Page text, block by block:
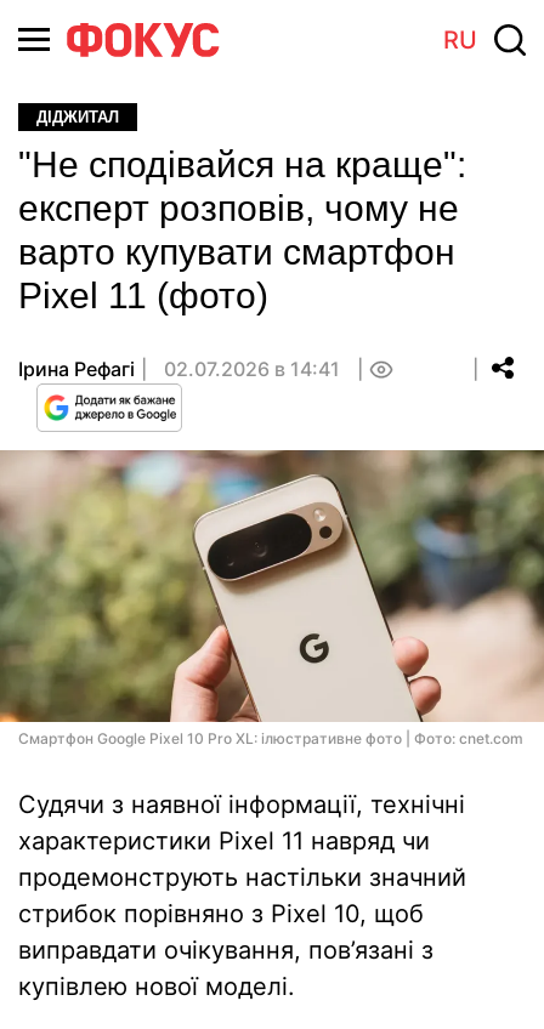
RU
ДІДЖИТАЛ
"Не сподівайся на краще":
експерт розповів, чому не
варто купувати смартфон
Pixel 11 (фото)
Ірина Рефагі 02.07.2026 в 14:41
Смартфон Google Pixel 10 Pro XL: ілюстративне фото | Фото: cnet.com
Судячи з наявної інформації, технічні
характеристики Pixel 11 навряд чи
продемонструють настільки значний
стрибок порівняно з Pixel 10, щоб
виправдати очікування, пов’язані з
купівлею нової моделі.